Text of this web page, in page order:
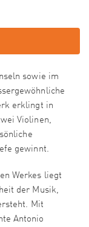
sowie im
erklingt in
Violinen,
gewinnt.
Werkes liegt
der Musik,
Mit
Antonio